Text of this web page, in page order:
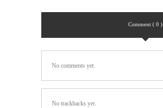
Comment ( 0 )
No comments yet.
No trackbacks yet.